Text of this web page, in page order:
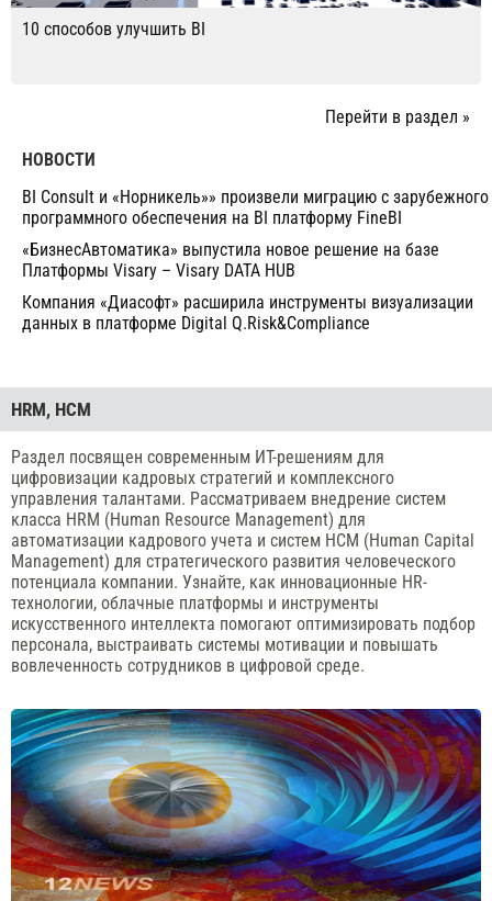
10 способов улучшить BI
Перейти в раздел »
НОВОСТИ
BI Consult и «Норникель»» произвели миграцию с зарубежного
программного обеспечения на BI платформу FineBI
«БизнесАвтоматика» выпустила новое решение на базе
Платформы Visary – Visary DATA HUB
Компания «Диасофт» расширила инструменты визуализации
данных в платформе Digital Q.Risk&Compliance
HRM, НСM
Раздел посвящен современным ИТ-решениям для
цифровизации кадровых стратегий и комплексного
управления талантами. Рассматриваем внедрение систем
класса HRM (Human Resource Management) для
автоматизации кадрового учета и систем HCM (Human Capital
Management) для стратегического развития человеческого
потенциала компании. Узнайте, как инновационные HR-
технологии, облачные платформы и инструменты
искусственного интеллекта помогают оптимизировать подбор
персонала, выстраивать системы мотивации и повышать
вовлеченность сотрудников в цифровой среде.